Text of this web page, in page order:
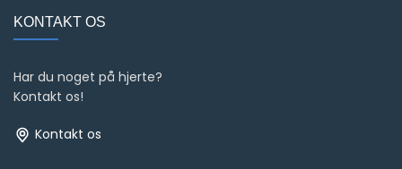
KONTAKT OS
Har du noget på hjerte?
Kontakt os!
Kontakt os